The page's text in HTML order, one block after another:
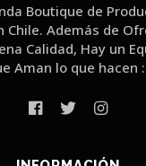
Boutique de
Chile. Además de
Calidad, Hay un
Aman lo que hacen